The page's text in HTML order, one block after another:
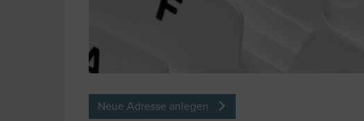
Neue Adresse anlegen